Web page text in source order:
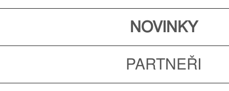
NOVINKY
PARTNEŘI